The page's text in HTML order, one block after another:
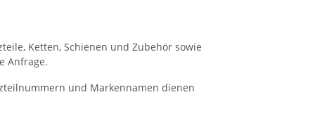
Ketten, Schienen und Zubehör sowie
Anfrage.
und Markennamen dienen